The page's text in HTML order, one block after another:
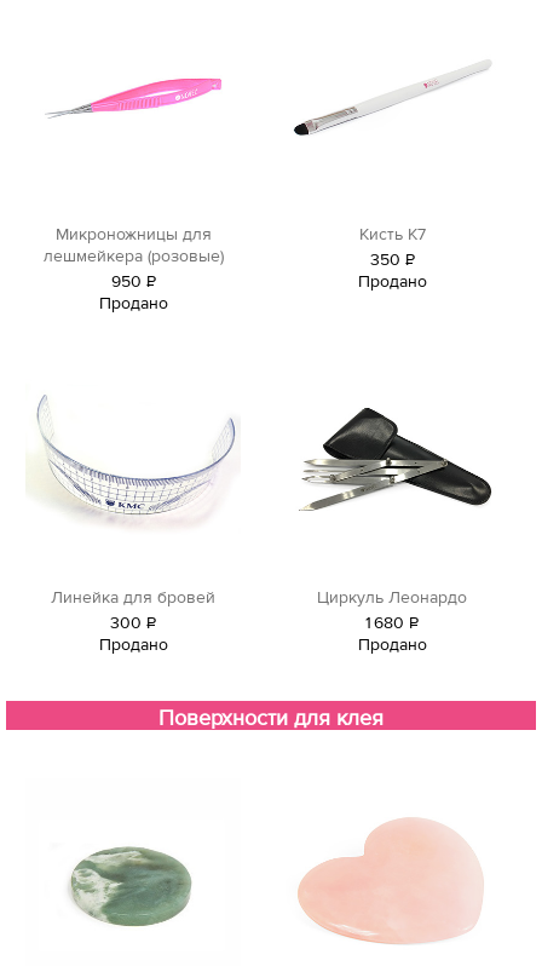
Микроножницы для
лешмейкера (розовые)
950 Р
уб.
Продано
Кисть K7
350 Р
уб.
Продано
Линейка для бровей
300 Р
уб.
Продано
Циркуль Леонардо
1680 Р
уб.
Продано
Поверхности для клея